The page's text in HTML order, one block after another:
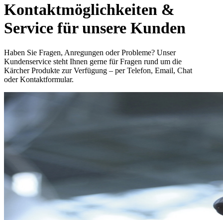
Kontaktmöglichkeiten &
Service für unsere Kunden
Haben Sie Fragen, Anregungen oder Probleme? Unser
Kundenservice steht Ihnen gerne für Fragen rund um die
Kärcher Produkte zur Verfügung – per Telefon, Email, Chat
oder Kontaktformular.